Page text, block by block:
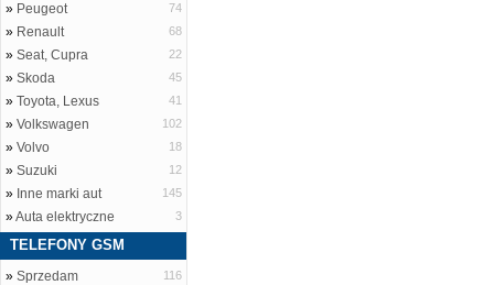
» Peugeot 74
» Renault 68
» Seat, Cupra 22
» Skoda 45
» Toyota, Lexus 41
» Volkswagen 102
» Volvo 18
» Suzuki 12
» Inne marki aut 145
»Auta elektryczne 3
TELEFONY GSM
» Sprzedam 116